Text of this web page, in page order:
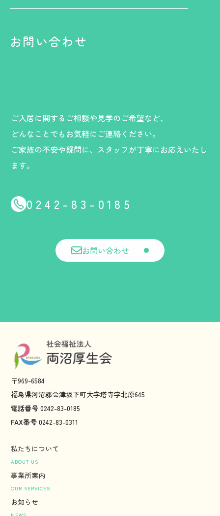
お問い合わせ
ご入居に関するご相談や見学のご希望など、
どんなことでもお気軽にご連絡ください。
ご家族の不安や疑問に、スタッフが丁寧にお応えいたし
ます。
0242-83-0185
お問い合わせ
〒969-6584
福島県河沼郡会津坂下町大字塔寺字北原645
電話番号 0242-83-0185
FAX番号 0242-83-0311
私たちについて
ABOUT US
事業所案内
OUR SERVICES
お知らせ